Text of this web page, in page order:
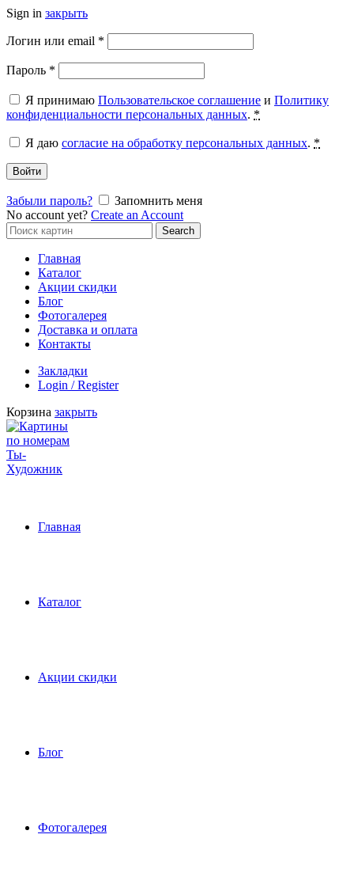
Sign in закрыть
Логин или email *
Пароль *
Я принимаю Пользовательское соглашение и Политику
конфиденциальности персональных данных. *
Я даю согласие на обработку персональных данных. *
Войти
Забыли пароль?
Запомнить меня
No account yet? Create an Account
Search
for:
Search
Главная
Каталог
Акции скидки
Блог
Фотогалерея
Доставка и оплата
Контакты
Закладки
Login / Register
Корзина закрыть
Главная
Каталог
Акции скидки
Блог
Фотогалерея